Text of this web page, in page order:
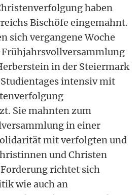
haben
Bischöfe eingemahnt.
sich vergangene Woche
in der Steiermark
intensiv mit
Sie mahnten zum
in einer
mit verfolgten und
und Christen
richtet sich
wie auch an